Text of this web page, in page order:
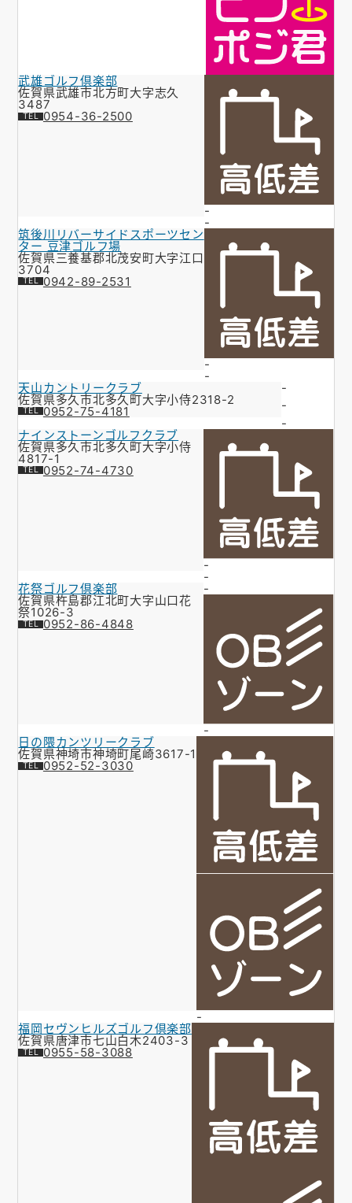
武雄ゴルフ倶楽部
佐賀県武雄市北方町大字志久
3487
0954-36-2500
-
-
筑後川リバーサイドスポーツセン
ター 豆津ゴルフ場
佐賀県三養基郡北茂安町大字江口
3704
0942-89-2531
-
-
天山カントリークラブ
佐賀県多久市北多久町大字小侍2318-2
0952-75-4181
-
-
-
ナインストーンゴルフクラブ
佐賀県多久市北多久町大字小侍
4817-1
0952-74-4730
-
-
花祭ゴルフ倶楽部
佐賀県杵島郡江北町大字山口花
祭1026-3
0952-86-4848
-
-
日の隈カンツリークラブ
佐賀県神埼市神埼町尾崎3617-1
0952-52-3030
-
福岡セヴンヒルズゴルフ倶楽部
佐賀県唐津市七山白木2403-3
0955-58-3088